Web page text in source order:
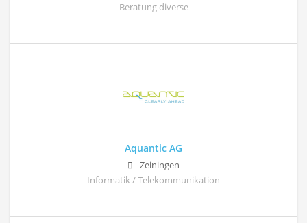
Beratung diverse
Aquantic AG
Zeiningen
Informatik / Telekommunikation